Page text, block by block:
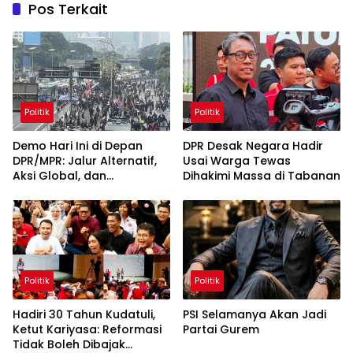
Pos Terkait
Politik
Demo Hari Ini di Depan
DPR/MPR: Jalur Alternatif,
Aksi Global, dan
Agustus 2026
Politik
DPR Desak Negara Hadir
Usai Warga Tewas
Dihakimi Massa di Tabanan
Politik
Hadiri 30 Tahun Kudatuli,
Ketut Kariyasa: Reformasi
Tidak Boleh Dibajak
Politik
PSI Selamanya Akan Jadi
Partai Gurem